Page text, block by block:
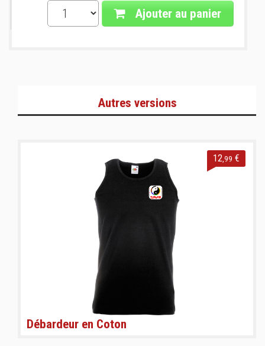
Ajouter au panier
Autres versions
12 ,99 €
Débardeur en Coton